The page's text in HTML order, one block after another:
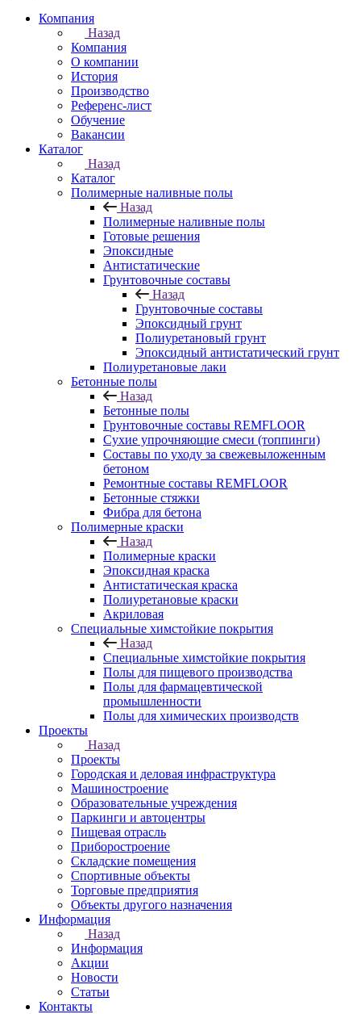
Компания
Назад
Компания
О компании
История
Производство
Референс-лист
Обучение
Вакансии
Каталог
Назад
Каталог
Полимерные наливные полы
Назад
Полимерные наливные полы
Готовые решения
Эпоксидные
Антистатические
Грунтовочные составы
Назад
Грунтовочные составы
Эпоксидный грунт
Полиуретановый грунт
Эпоксидный антистатический грунт
Полиуретановые лаки
Бетонные полы
Назад
Бетонные полы
Грунтовочные составы REMFLOOR
Сухие упрочняющие смеси (топпинги)
Составы по уходу за свежевыложенным
бетоном
Ремонтные составы REMFLOOR
Бетонные стяжки
Фибра для бетона
Полимерные краски
Назад
Полимерные краски
Эпоксидная краска
Антистатическая краска
Полиуретановые краски
Акриловая
Специальные химстойкие покрытия
Назад
Специальные химстойкие покрытия
Полы для пищевого производства
Полы для фармацевтической
промышленности
Полы для химических производств
Проекты
Назад
Проекты
Городская и деловая инфраструктура
Машиностроение
Образовательные учреждения
Паркинги и автоцентры
Пищевая отрасль
Приборостроение
Складские помещения
Спортивные объекты
Торговые предприятия
Объекты другого назначения
Информация
Назад
Информация
Акции
Новости
Статьи
Контакты